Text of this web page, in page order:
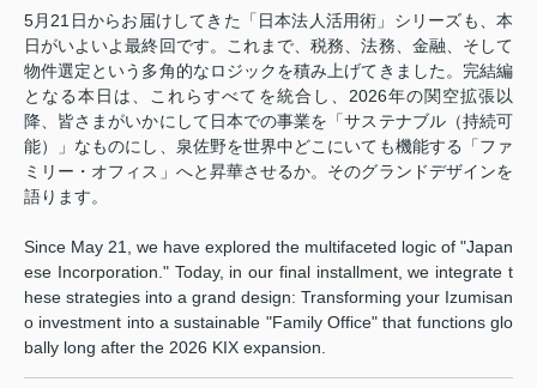
5月21日からお届けしてきた「日本法人活用術」シリーズも、本
日がいよいよ最終回です。これまで、税務、法務、金融、そして
物件選定という多角的なロジックを積み上げてきました。完結編
となる本日は、これらすべてを統合し、2026年の関空拡張以
降、皆さまがいかにして日本での事業を「サステナブル（持続可
能）」なものにし、泉佐野を世界中どこにいても機能する「ファ
ミリー・オフィス」へと昇華させるか。そのグランドデザインを
語ります。
Since May 21, we have explored the multifaceted logic of "Japan
ese Incorporation." Today, in our final installment, we integrate t
hese strategies into a grand design: Transforming your Izumisan
o investment into a sustainable "Family Office" that functions glo
bally long after the 2026 KIX expansion.